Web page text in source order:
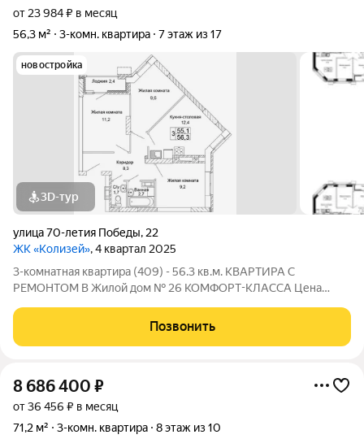
от 23 984 ₽ в месяц
56,3 м²
3-комн. квартира 7 этаж из 17
новостройка
3D-тур
улица 70-летия Победы, 22
ЖК «Колизей», 4 квартал 2025
3-комнатная квартира (409) - 56.3 кв.м. КВАРТИРА С
РЕМОНТОМ В Жилой дом № 26 КОМФОРТ-КЛАССА Цена
эту квартиру с черновой отделкой. Прямая продажа от
Застройщика! ЖК «Колизей» - это
Позвонить
8 686 400 ₽
от 36 456 ₽ в месяц
71,2 м²
3-комн. квартира 8 этаж из 10